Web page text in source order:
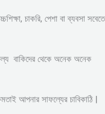
চাকরি, পেশা বা ব্যবসা সবেতে
বাকিদের থেকে অনেক অনেক
আপনার সাফল্যের চাবিকাঠি |